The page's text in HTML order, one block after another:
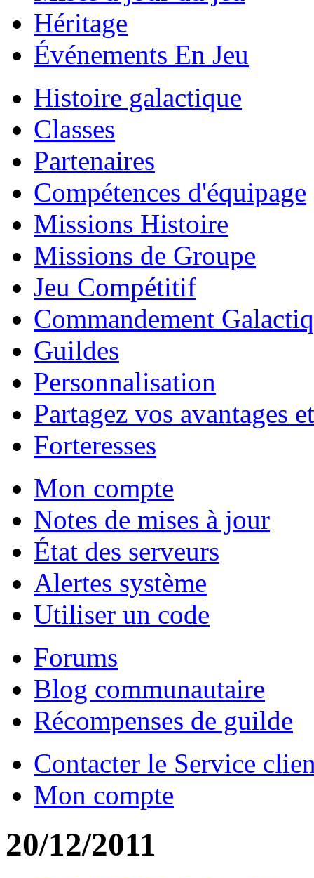
Héritage
Événements En Jeu
Histoire galactique
Classes
Partenaires
Compétences d'équipage
Missions Histoire
Missions de Groupe
Jeu Compétitif
Commandement
Guildes
Personnalisation
Partagez vos avantages
Forteresses
Mon compte
Notes de mises à jour
État des serveurs
Alertes système
Utiliser un code
Forums
Blog communautaire
Récompenses de guilde
Contacter le Service
Mon compte
20/12/2011